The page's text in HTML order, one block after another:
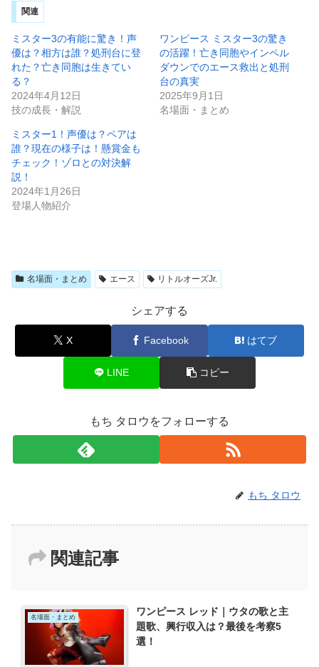
関連
ミスター3の有能に驚き！声
優は？相方は誰？処刑台に登
れた？亡き同胞は生きてい
る？
2024年4月12日
技の成長・解説
ワンピース ミスター3の驚き
の活躍！亡き同胞やインペル
ダウンでのエース救出と処刑
台の真実
2025年9月1日
名場面・まとめ
ミスター1！声優は？ペアは
誰？現在の様子は！懸賞金も
チェック！ゾロとの対決解
説！
2024年1月26日
登場人物紹介
名場面・まとめ エース リトルオーズJr.
シェアする
X Facebook はてブ
LINE コピー
もち タロウをフォローする
もち タロウ
関連記事
名場面・まとめ
ワンピース レッド｜ウタの歌と主
題歌、興行収入は？最後を考察5
選！